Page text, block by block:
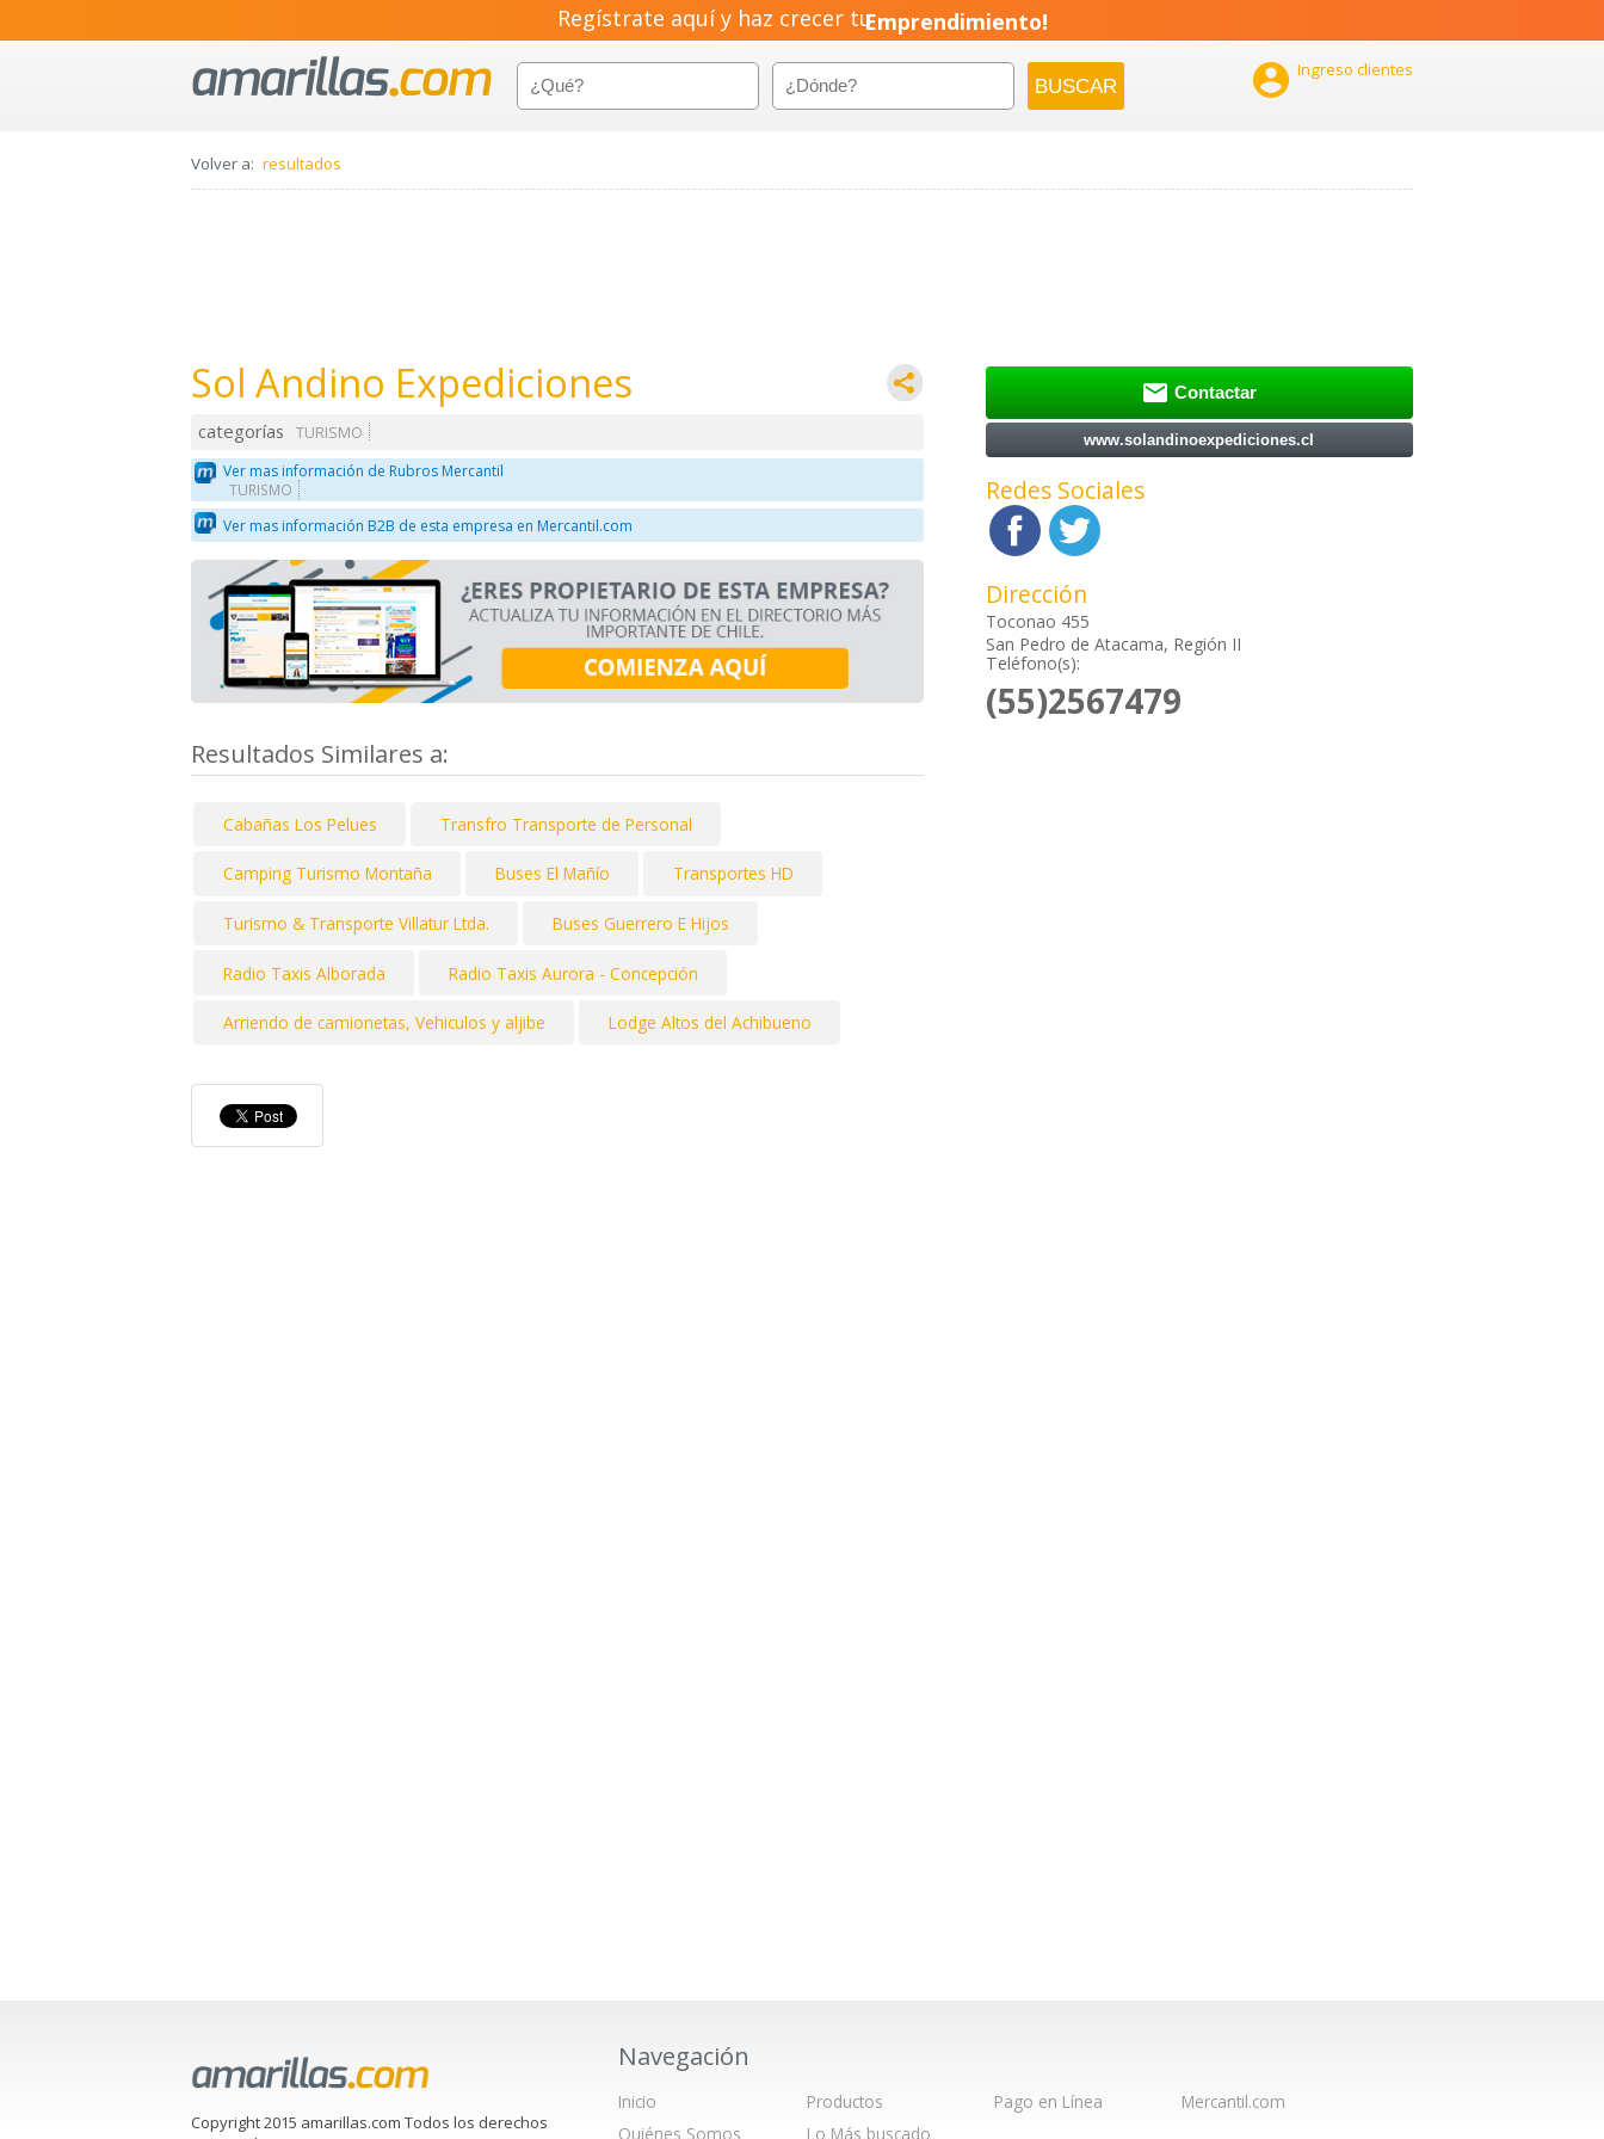
Regístrate aquí y haz crecer tu
Emprendimiento!
 Ingreso clientes
Volver a: resultados
Sol Andino Expediciones
categorías
TURISMO
Ver mas información de Rubros Mercantil
TURISMO
Ver mas información B2B de esta empresa en Mercantil.com
Resultados Similares a:
Cabañas Los Pelues Transfro Transporte de Personal
Camping Turismo Montaña Buses El Mañío Transportes HD
Turismo & Transporte Villatur Ltda. Buses Guerrero E Hijos
Radio Taxis Alborada Radio Taxis Aurora - Concepción
Arriendo de camionetas, Vehiculos y aljibe Lodge Altos del Achibueno
 Contactar
www.solandinoexpediciones.cl
Redes Sociales
Dirección
Toconao 455
San Pedro de Atacama, Región II
Teléfono(s):
(55)2567479
Copyright 2015 amarillas.com Todos los derechos
Navegación
Inicio
Quiénes Somos
Productos
Lo Más buscado
Pago en Línea Mercantil.com